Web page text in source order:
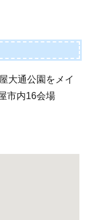
大通公園をメイ
市内16会場